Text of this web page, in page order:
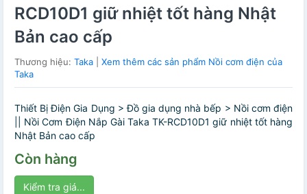
RCD10D1 giữ nhiệt tốt hàng Nhật
Bản cao cấp
Thương hiệu: Taka
Xem thêm các sản phẩm Nồi cơm điện của
Taka
Thiết Bị Điện Gia Dụng > Đồ gia dụng nhà bếp > Nồi cơm điện
|| Nồi Cơm Điện Nắp Gài Taka TK-RCD10D1 giữ nhiệt tốt hàng
Nhật Bản cao cấp
Còn hàng
Kiểm tra giá...